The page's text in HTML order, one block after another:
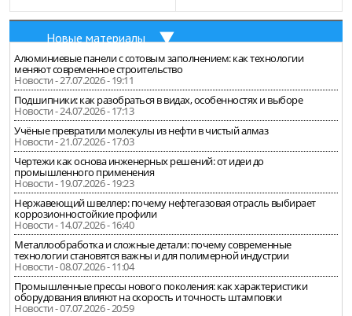
Новые материалы
Алюминиевые панели с сотовым заполнением: как технологии
меняют современное строительство
Новости - 27.07.2026 - 19:11
Подшипники: как разобраться в видах, особенностях и выборе
Новости - 24.07.2026 - 17:13
Учёные превратили молекулы из нефти в чистый алмаз
Новости - 21.07.2026 - 17:03
Чертежи как основа инженерных решений: от идеи до
промышленного применения
Новости - 19.07.2026 - 19:23
Нержавеющий швеллер: почему нефтегазовая отрасль выбирает
коррозионностойкие профили
Новости - 14.07.2026 - 16:40
Металлообработка и сложные детали: почему современные
технологии становятся важны и для полимерной индустрии
Новости - 08.07.2026 - 11:04
Промышленные прессы нового поколения: как характеристики
оборудования влияют на скорость и точность штамповки
Новости - 07.07.2026 - 20:59